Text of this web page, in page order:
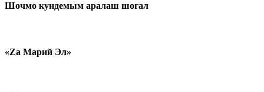
Шочмо кундемым аралаш шогал
«Zа Марий Эл»